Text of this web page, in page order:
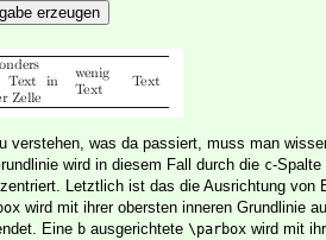
erzeugen
verstehen, was da passiert, muss man
wird in diesem Fall durch die c-Spalte
Letztlich ist das die Ausrichtung von
wird mit ihrer obersten inneren Grundlinie
Eine b ausgerichtete \parbox wird mit